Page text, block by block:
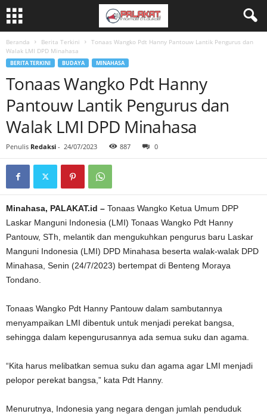
Beranda Berita Terkini
Tonaas Wangko Pdt Hanny Pantouw Lantik Pengurus dan
Walak LMI DPD Minahasa
BERITA TERKINI BUDAYA MINAHASA
Tonaas Wangko Pdt Hanny
Pantouw Lantik Pengurus dan
Walak LMI DPD Minahasa
Penulis Redaksi - 24/07/2023 887 0
Minahasa, PALAKAT.id – Tonaas Wangko Ketua Umum DPP
Laskar Manguni Indonesia (LMI) Tonaas Wangko Pdt Hanny
Pantouw, STh, melantik dan mengukuhkan pengurus baru Laskar
Manguni Indonesia (LMI) DPD Minahasa beserta walak-walak DPD
Minahasa, Senin (24/7/2023) bertempat di Benteng Moraya
Tondano.
Tonaas Wangko Pdt Hanny Pantouw dalam sambutannya
menyampaikan LMI dibentuk untuk menjadi perekat bangsa,
sehingga dalam kepengurusannya ada semua suku dan agama.
“Kita harus melibatkan semua suku dan agama agar LMI menjadi
pelopor perekat bangsa,” kata Pdt Hanny.
Menurutnya, Indonesia yang negara dengan jumlah penduduk